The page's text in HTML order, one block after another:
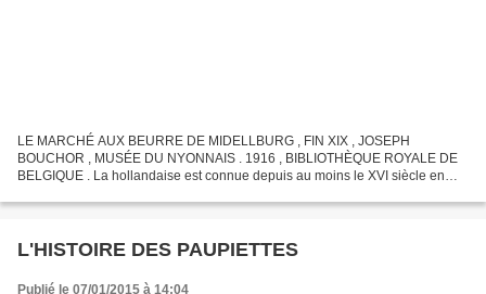
LE MARCHÉ AUX BEURRE DE MIDELLBURG , FIN XIX , JOSEPH
BOUCHOR , MUSÉE DU NYONNAIS . 1916 , BIBLIOTHÈQUE ROYALE DE
BELGIQUE . La hollandaise est connue depuis au moins le XVI siècle en
L'HISTOIRE DES PAUPIETTES
Publié le 07/01/2015 à 14:04